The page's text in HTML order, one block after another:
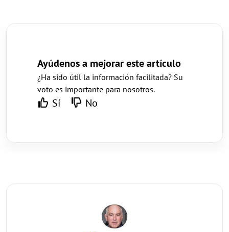
Ayúdenos a mejorar este artículo
¿Ha sido útil la información facilitada? Su
voto es importante para nosotros.
Sí No